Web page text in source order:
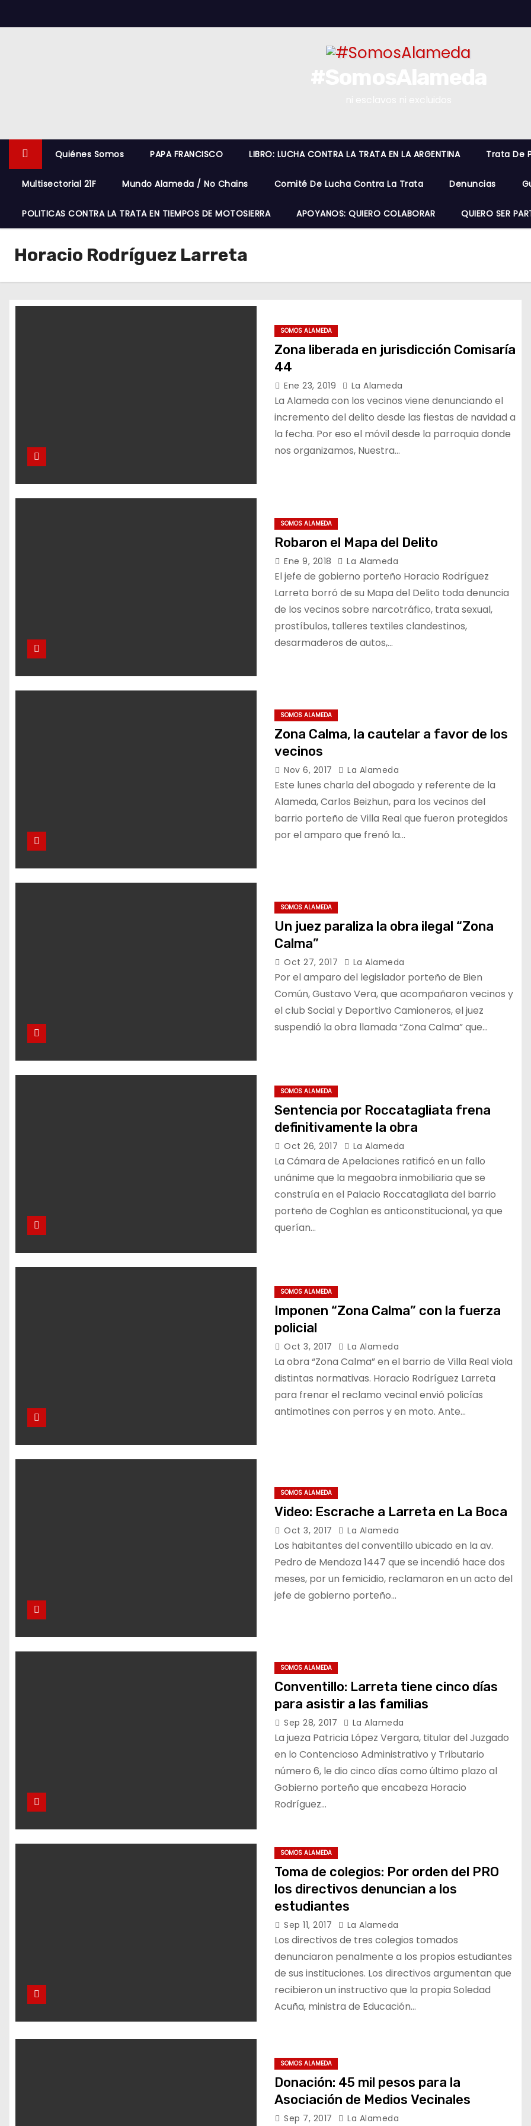
k
n
Quiénes Somos PAPA FRANCISCO LIBRO: LUCHA CONTRA LA TRATA EN LA ARGENTINA Trata De
Multisectorial 21F Mundo Alameda / No Chains Comité De Lucha Contra La Trata Denuncias
POLITICAS CONTRA LA TRATA EN TIEMPOS DE MOTOSIERRA APOYANOS: QUIERO COLABORAR QUIERO SER
Horacio Rodríguez Larreta
SOMOS ALAMEDA
Zona liberada en jurisdicción Comisaría
44
Ene 23, 2019 La Alameda
La Alameda con los vecinos viene denunciando el
incremento del delito desde las fiestas de navidad a
la fecha. Por eso el móvil desde la parroquia donde
nos organizamos, Nuestra…
SOMOS ALAMEDA
Robaron el Mapa del Delito
Ene 9, 2018 La Alameda
El jefe de gobierno porteño Horacio Rodríguez
Larreta borró de su Mapa del Delito toda denuncia
de los vecinos sobre narcotráfico, trata sexual,
prostíbulos, talleres textiles clandestinos,
desarmaderos de autos,…
SOMOS ALAMEDA
Zona Calma, la cautelar a favor de los
vecinos
Nov 6, 2017 La Alameda
Este lunes charla del abogado y referente de la
Alameda, Carlos Beizhun, para los vecinos del
barrio porteño de Villa Real que fueron protegidos
por el amparo que frenó la…
SOMOS ALAMEDA
Un juez paraliza la obra ilegal “Zona
Calma”
Oct 27, 2017 La Alameda
Por el amparo del legislador porteño de Bien
Común, Gustavo Vera, que acompañaron vecinos y
el club Social y Deportivo Camioneros, el juez
suspendió la obra llamada “Zona Calma” que…
SOMOS ALAMEDA
Sentencia por Roccatagliata frena
definitivamente la obra
Oct 26, 2017 La Alameda
La Cámara de Apelaciones ratificó en un fallo
unánime que la megaobra inmobiliaria que se
construía en el Palacio Roccatagliata del barrio
porteño de Coghlan es anticonstitucional, ya que
querían…
SOMOS ALAMEDA
Imponen “Zona Calma” con la fuerza
policial
Oct 3, 2017 La Alameda
La obra “Zona Calma” en el barrio de Villa Real viola
distintas normativas. Horacio Rodríguez Larreta
para frenar el reclamo vecinal envió policías
antimotines con perros y en moto. Ante…
SOMOS ALAMEDA
Video: Escrache a Larreta en La Boca
Oct 3, 2017 La Alameda
Los habitantes del conventillo ubicado en la av.
Pedro de Mendoza 1447 que se incendió hace dos
meses, por un femicidio, reclamaron en un acto del
jefe de gobierno porteño…
SOMOS ALAMEDA
Conventillo: Larreta tiene cinco días
para asistir a las familias
Sep 28, 2017 La Alameda
La jueza Patricia López Vergara, titular del Juzgado
en lo Contencioso Administrativo y Tributario
número 6, le dio cinco días como último plazo al
Gobierno porteño que encabeza Horacio
Rodríguez…
SOMOS ALAMEDA
Toma de colegios: Por orden del PRO
los directivos denuncian a los
estudiantes
Sep 11, 2017 La Alameda
Los directivos de tres colegios tomados
denunciaron penalmente a los propios estudiantes
de sus instituciones. Los directivos argumentan que
recibieron un instructivo que la propia Soledad
Acuña, ministra de Educación…
SOMOS ALAMEDA
Donación: 45 mil pesos para la
Asociación de Medios Vecinales
Sep 7, 2017 La Alameda